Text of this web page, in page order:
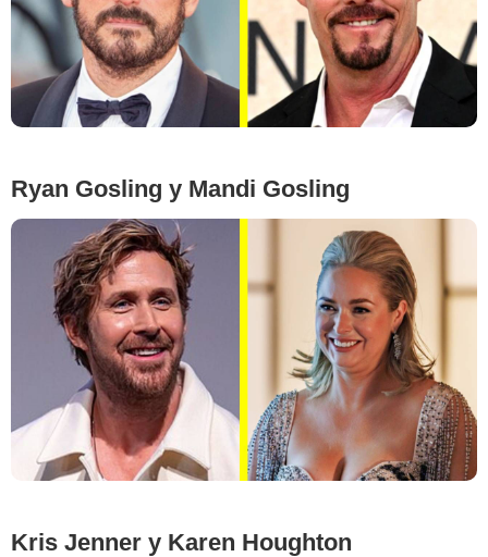
Ryan Gosling y Mandi Gosling
Kris Jenner y Karen Houghton